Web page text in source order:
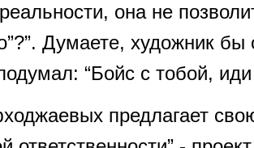
она не
Думаете, художник бы
“Бойс с тобой,
предлагает